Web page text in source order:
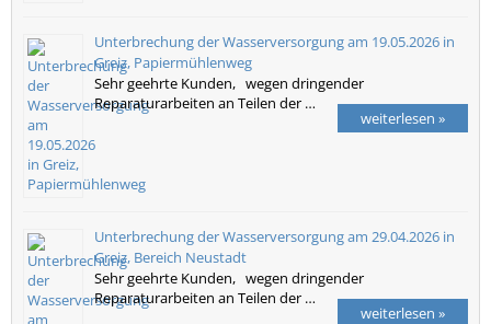
Unterbrechung der Wasserversorgung am 19.05.2026 in
Greiz, Papiermühlenweg
Sehr geehrte Kunden, wegen dringender
Reparaturarbeiten an Teilen der …
weiterlesen »
Unterbrechung der Wasserversorgung am 29.04.2026 in
Greiz, Bereich Neustadt
Sehr geehrte Kunden, wegen dringender
Reparaturarbeiten an Teilen der …
weiterlesen »